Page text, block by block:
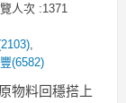
人次 :1371
,
(6582)
物料回穩搭上